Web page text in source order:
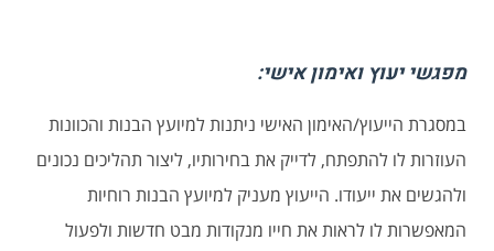
מפגשי יעוץ ואימון אישי:
במסגרת הייעוץ/האימון האישי ניתנות למיועץ הבנות והכוונות
העוזרות לו להתפתח, לדייק את בחירותיו, ליצור תהליכים נכונים
ולהגשים את ייעודו. הייעוץ מעניק למיועץ הבנות רוחיות
המאפשרות לו לראות את חייו מנקודות מבט חדשות ולפעול